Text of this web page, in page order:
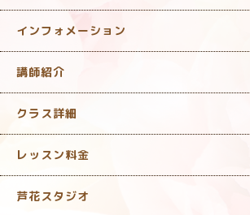
インフォメーション
講師紹介
クラス詳細
レッスン料金
芦花スタジオ